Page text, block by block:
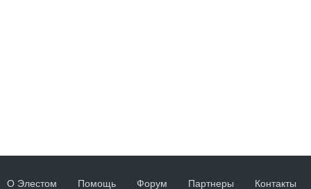
О Элестом Помощь Форум Партнеры Контакты